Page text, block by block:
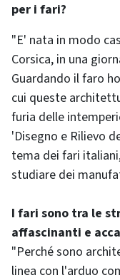
per i fari?
"E' nata in modo
Corsica, in una
Guardando il faro
cui queste
furia delle
'Disegno e Rilievo
tema dei fari
studiare dei
I fari sono tra le
affascinanti e
"Perché sono
linea con l'arduo